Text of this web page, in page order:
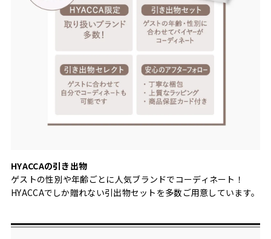
HYACCAの引き出物
ゲストの性別や年齢ごとに人気ブランドでコーディネート！
HYACCAでしか贈れない引出物セットを多数ご用意しています。